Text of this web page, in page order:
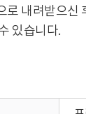
로 내려받으신
있습니다.